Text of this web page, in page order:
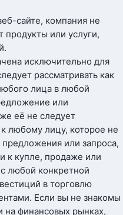
сайте, компания не
или услуги,
исключительно для
рассматривать как
лица в любой
или
её не следует
любому лицу, которое не
или запроса,
к купле, продаже или
любой конкретной
в торговлю
Если вы не знакомы
на финансовых рынках,